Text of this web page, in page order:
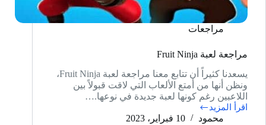
مراجعات
مراجعة لعبة Fruit Ninja
يسعدنا كثيراً أن تتابع معنا مراجعة لعبة Fruit Ninja،
ونظن أنها من أمتع الألعاب التي لاقت قبولاً بين
اللاعبين رغم كونها لعبة جديدة في نوعها.…
اقرأ المزيد
مراجعة
محمود 10 فبراير، 2023